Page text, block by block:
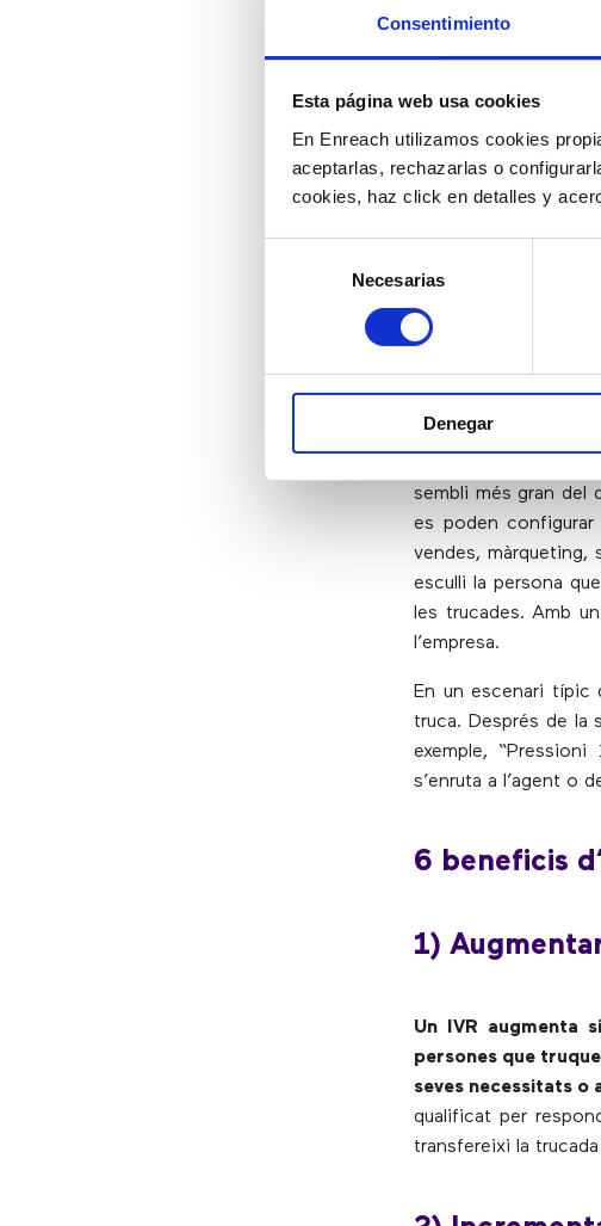
Consentimiento
Esta página web usa cookies
En Enreach utilizamos cookies
aceptarlas, rechazarlas o
cookies, haz click en detalles y
consentimiento
Necesarias
Denegar
7) Prosperar
Els sistemes IVR
trucades, donat
departament que
cua quan tots els
truca l’opció que
8) Millorar la
sembli més gran del
es poden configurar
vendes, màrqueting,
esculli la persona
les trucades. Amb
l’empresa.
En un escenari típic
truca. Després de la
exemple,
s’enruta a l’agent o
6 beneficis
1)
Un IVR augmenta
persones que
seves necessitats o
qualificat per
transfereixi la